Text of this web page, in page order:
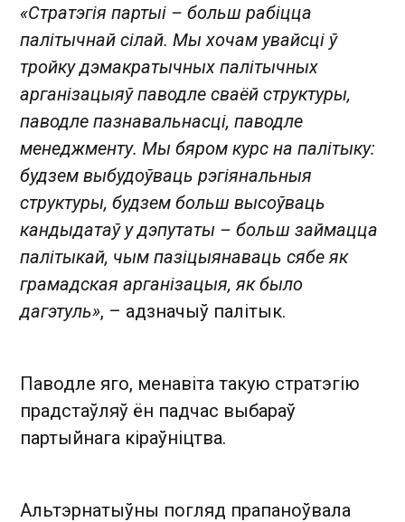
«Стратэгія партыі – больш рабіцца
палітычнай сілай. Мы хочам увайсці ў
тройку дэмакратычных палітычных
арганізацыяў паводле сваёй структуры,
паводле пазнавальнасці, паводле
менеджменту. Мы бяром курс на палітыку:
будзем выбудоўваць рэгіянальныя
структуры, будзем больш высоўваць
кандыдатаў у дэпутаты – больш займацца
палітыкай, чым пазіцыянаваць сябе як
грамадская арганізацыя, як было
дагэтуль», – адзначыў палітык.
Паводле яго, менавіта такую стратэгію
прадстаўляў ён падчас выбараў
партыйнага кіраўніцтва.
Альтэрнатыўны погляд прапаноўвала